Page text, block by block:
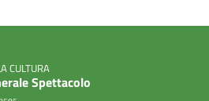
CULTURA
Spettacolo